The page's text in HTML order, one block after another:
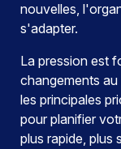
nouvelles,
s'adapter.
La pression est
changements
les principales
pour planifier
plus rapide, plus